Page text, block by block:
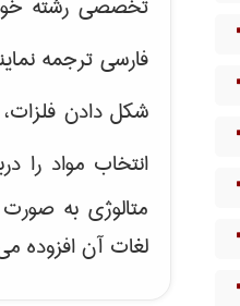
فارسی ترجمه
شکل دادن
انتخاب مواد را
متالوژی به
لغات آن افزوده